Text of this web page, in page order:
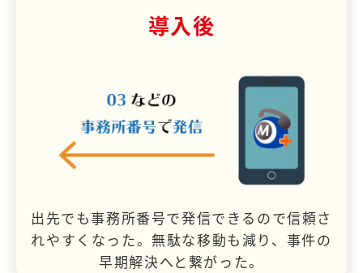
導入後
出先でも事務所番号で発信できるので信頼さ
れやすくなった。無駄な移動も減り、事件の
早期解決へと繋がった。